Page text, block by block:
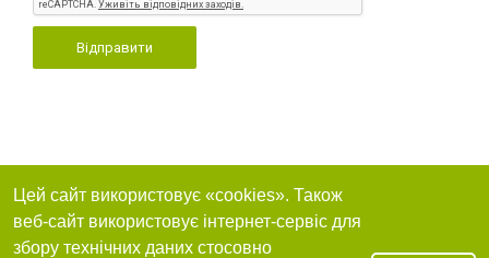
Відправити
Цей сайт використовує «cookies». Також
веб-сайт використовує інтернет-сервіс для
збору технічних даних стосовно